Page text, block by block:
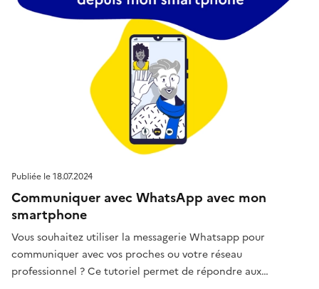
Publiée le18.07.2024
Communiquer avec WhatsApp avec mon
smartphone
Vous souhaitez utiliser la messagerie Whatsapp pour
communiquer avec vos proches ou votre réseau
professionnel ? Ce tutoriel permet de répondre aux